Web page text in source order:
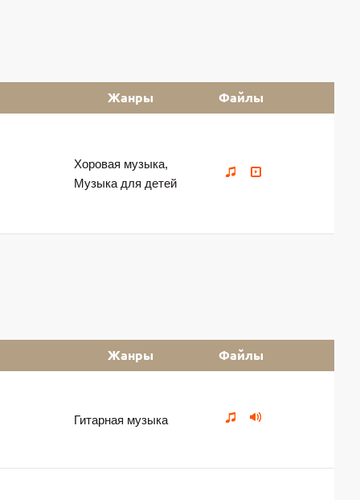
Жанры Файлы
Хоровая музыка,
Музыка для детей
Жанры Файлы
Гитарная музыка